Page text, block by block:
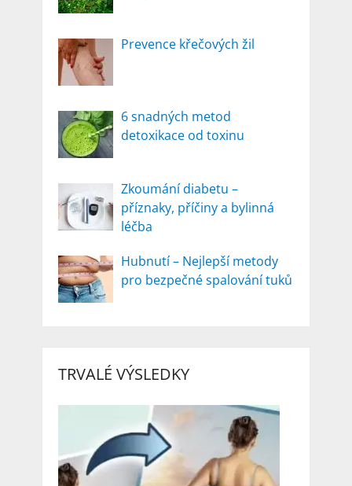
Prevence křečových žil
6 snadných metod
detoxikace od toxinu
Zkoumání diabetu –
příznaky, příčiny a bylinná
léčba
Hubnutí – Nejlepší metody
pro bezpečné spalování tuků
TRVALÉ VÝSLEDKY